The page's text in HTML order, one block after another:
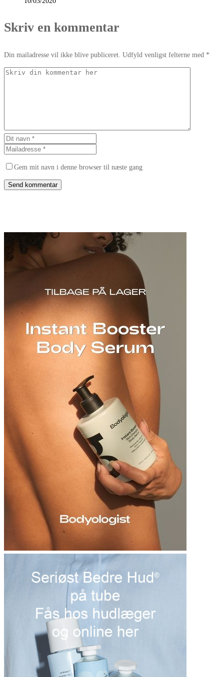
Skriv en kommentar
Din mailadresse vil ikke blive publiceret. Udfyld venligst felterne med *
Gem mit navn i denne browser til næste gang